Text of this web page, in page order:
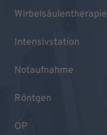
Wirbelsäulentherapie
Intensivstation
Notaufnahme
Röntgen
OP